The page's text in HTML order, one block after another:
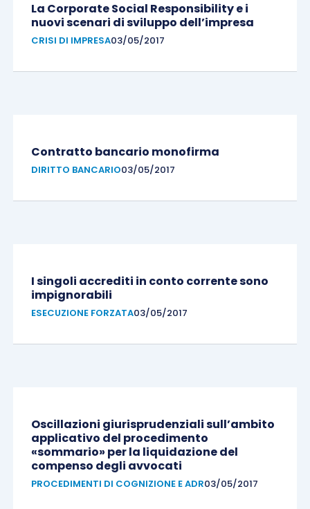
La Corporate Social Responsibility e i
nuovi scenari di sviluppo dell’impresa
CRISI DI IMPRESA03/05/2017
Contratto bancario monofirma
DIRITTO BANCARIO03/05/2017
I singoli accrediti in conto corrente sono
impignorabili
ESECUZIONE FORZATA03/05/2017
Oscillazioni giurisprudenziali sull’ambito
applicativo del procedimento
«sommario» per la liquidazione del
compenso degli avvocati
PROCEDIMENTI DI COGNIZIONE E ADR03/05/2017